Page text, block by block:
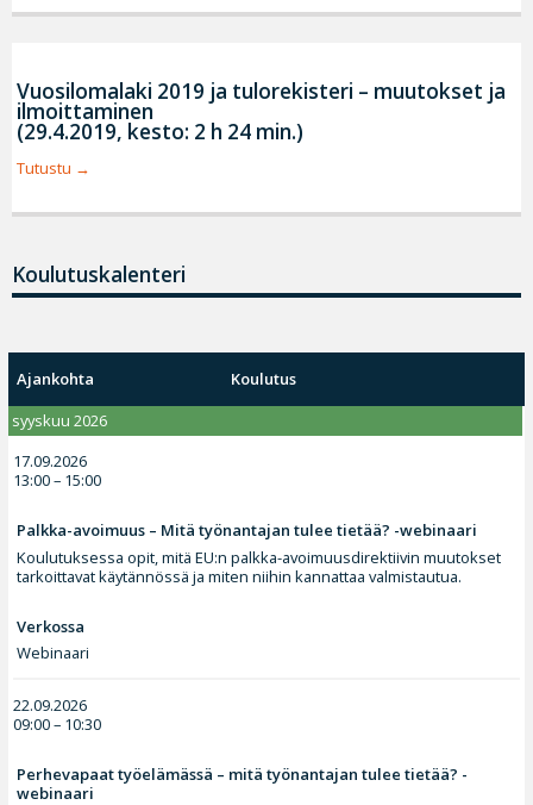
Vuosilomalaki 2019 ja tulorekisteri – muutokset ja
ilmoittaminen
(29.4.2019, kesto: 2 h 24 min.)
Tutustu
Koulutuskalenteri
Ajankohta
Koulutus
syyskuu 2026
17.09.2026
13:00 – 15:00
Palkka-avoimuus – Mitä työnantajan tulee tietää? -webinaari
Koulutuksessa opit, mitä EU:n palkka-avoimuusdirektiivin muutokset
tarkoittavat käytännössä ja miten niihin kannattaa valmistautua.
Verkossa
Webinaari
22.09.2026
09:00 – 10:30
Perhevapaat työelämässä – mitä työnantajan tulee tietää? -
webinaari